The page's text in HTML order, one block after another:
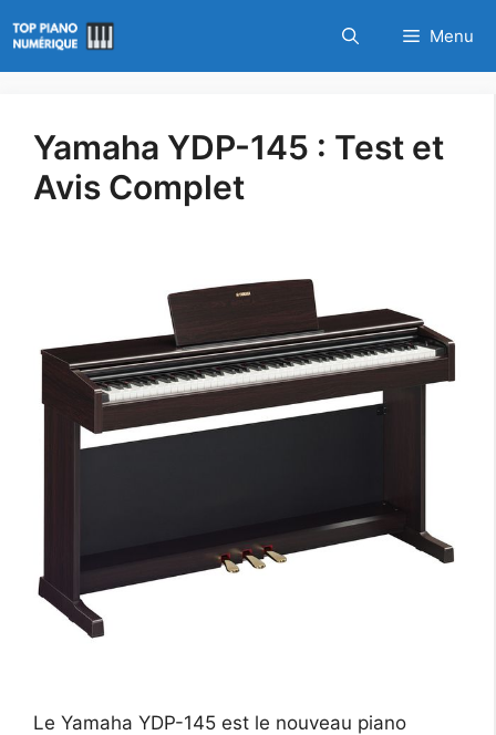
au
contenu
Menu
Yamaha YDP-145 : Test et
Avis Complet
Le Yamaha YDP-145 est le nouveau piano